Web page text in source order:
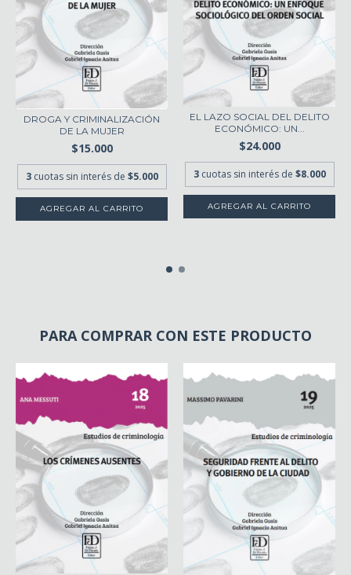
DROGA Y CRIMINALIZACIÓN
DE LA MUJER
$15.000
3 cuotas sin interés de $5.000
EL LAZO SOCIAL DEL DELITO
ECONÓMICO: UN...
$24.000
3 cuotas sin interés de $8.000
PARA COMPRAR CON ESTE PRODUCTO